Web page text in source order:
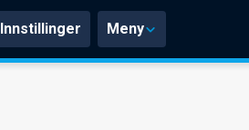
Innstillinger Meny